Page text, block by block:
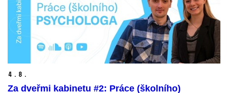
4. 8.
Za dveřmi kabinetu #2: Práce (školního)